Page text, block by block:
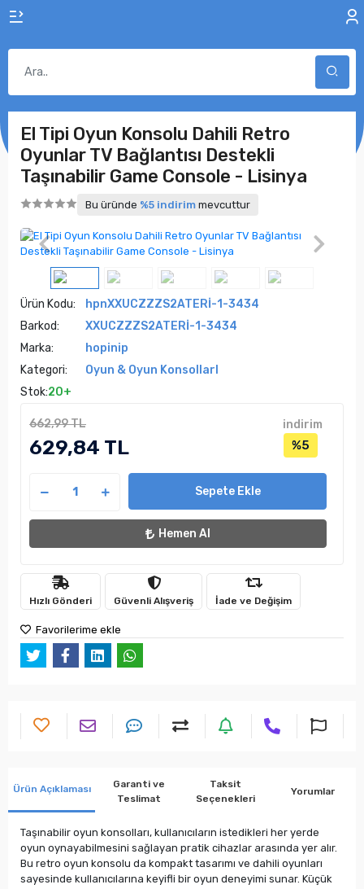
El Tipi Oyun Konsolu Dahili Retro
Oyunlar TV Bağlantısı Destekli
Taşınabilir Game Console - Lisinya
Bu üründe %5 indirim mevcuttur
Ürün Kodu:
hpnXXUCZZZS2ATERİ-1-3434
Barkod:
XXUCZZZS2ATERİ-1-3434
Marka:
hopinip
Kategori:
Oyun & Oyun KonsollarI
Stok:20+
662,99 TL
629,84 TL
indirim
%5
Sepete Ekle
Hemen Al
Hızlı Gönderi Güvenli Alışveriş İade ve Değişim
Favorilerime ekle
Ürün Açıklaması
Garanti ve
Teslimat
Taksit
Seçenekleri
Yorumlar
Taşınabilir oyun konsolları, kullanıcıların istedikleri her yerde
oyun oynayabilmesini sağlayan pratik cihazlar arasında yer alır.
Bu retro oyun konsolu da kompakt tasarımı ve dahili oyunları
sayesinde kullanıcılarına keyifli bir oyun deneyimi sunar. Küçük